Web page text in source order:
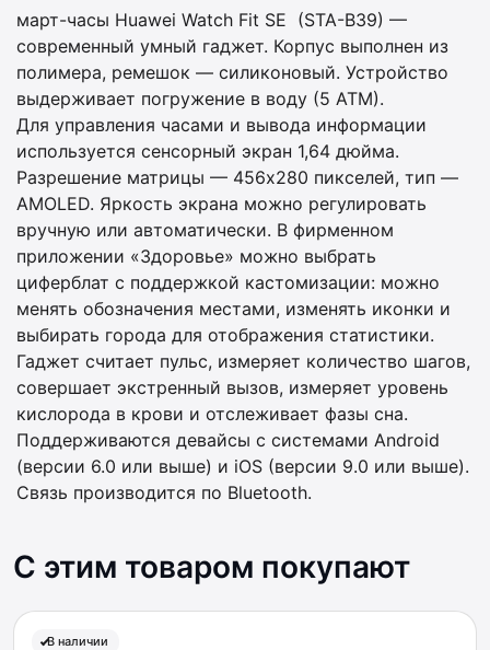
март-часы Huawei Watch Fit SE (STA-B39) —
современный умный гаджет. Корпус выполнен из
полимера, ремешок — силиконовый. Устройство
выдерживает погружение в воду (5 АТМ).
Для управления часами и вывода информации
используется сенсорный экран 1,64 дюйма.
Разрешение матрицы — 456x280 пикселей, тип —
AMOLED. Яркость экрана можно регулировать
вручную или автоматически. В фирменном
приложении «Здоровье» можно выбрать
циферблат с поддержкой кастомизации: можно
менять обозначения местами, изменять иконки и
выбирать города для отображения статистики.
Гаджет считает пульс, измеряет количество шагов,
совершает экстренный вызов, измеряет уровень
кислорода в крови и отслеживает фазы сна.
Поддерживаются девайсы с системами Android
(версии 6.0 или выше) и iOS (версии 9.0 или выше).
Связь производится по Bluetooth.
С этим товаром покупают
В наличии